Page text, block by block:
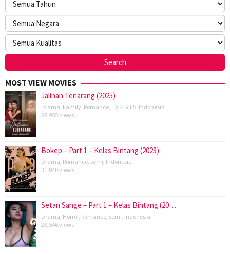
MOST VIEW MOVIES
Jalinan Terlarang (2025)
Drama Family Romance TV SERIES Indonesia
38,955 views
Bokep – Part 1 – Kelas Bintang (2023)
Drama Romance semi Indonesia
31,840 views
Setan Sange – Part 1 – Kelas Bintang (20…
Drama Horror, Romance semi Indonesia
23,546 views